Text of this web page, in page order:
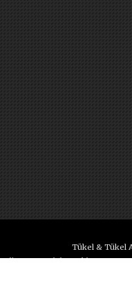
Tükel & Tükel
amaçlıdır. Reklam